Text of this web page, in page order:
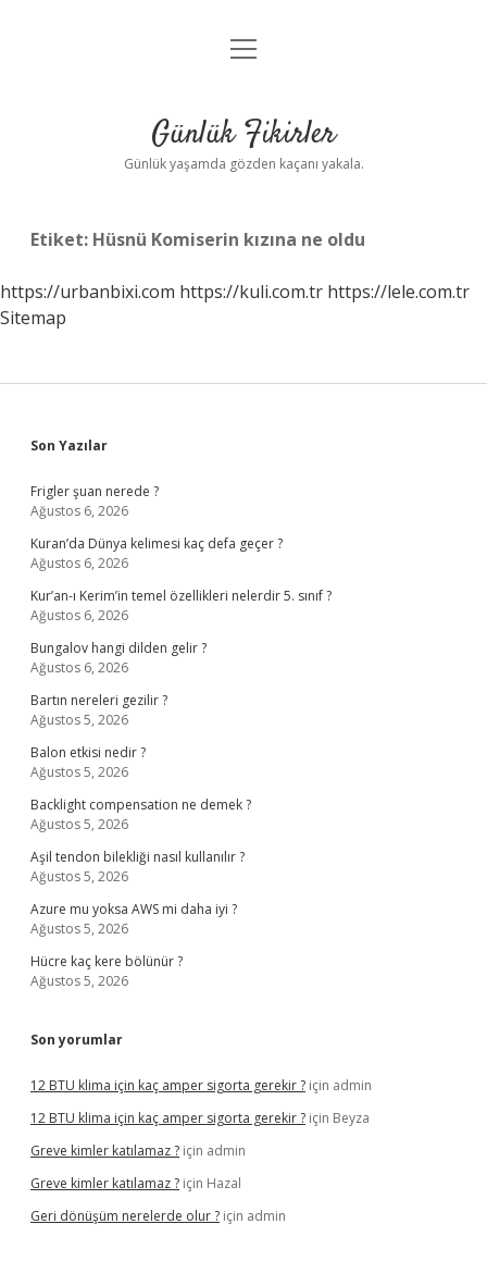
Anasayfa
Yasal Uyarı
menüyü
Günlük Fikirler
Günlük yaşamda gözden kaçanı yakala.
Etiket: Hüsnü Komiserin kızına ne oldu
https://urbanbixi.com https://kuli.com.tr https://lele.com.tr
Sitemap
Sidebar
Son Yazılar
Frigler şuan nerede ?
Ağustos 6, 2026
Kuran’da Dünya kelimesi kaç defa geçer ?
Ağustos 6, 2026
Kur’an-ı Kerim’in temel özellikleri nelerdir 5. sınıf ?
Ağustos 6, 2026
Bungalov hangi dilden gelir ?
Ağustos 6, 2026
Bartın nereleri gezilir ?
Ağustos 5, 2026
Balon etkisi nedir ?
Ağustos 5, 2026
Backlight compensation ne demek ?
Ağustos 5, 2026
Aşil tendon bilekliği nasıl kullanılır ?
Ağustos 5, 2026
Azure mu yoksa AWS mi daha iyi ?
Ağustos 5, 2026
Hücre kaç kere bölünür ?
Ağustos 5, 2026
Son yorumlar
12 BTU klima için kaç amper sigorta gerekir ? için admin
12 BTU klima için kaç amper sigorta gerekir ? için Beyza
Greve kimler katılamaz ? için admin
Greve kimler katılamaz ? için Hazal
Geri dönüşüm nerelerde olur ? için admin